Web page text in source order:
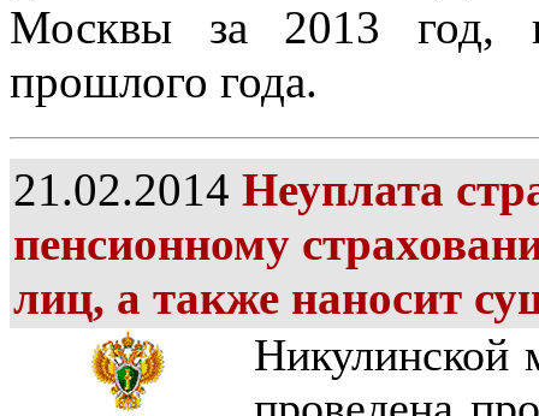
Москвы за 2013 год,
прошлого года.
21.02.2014 Неуплата
пенсионному
лиц, а также наносит
Никулинской